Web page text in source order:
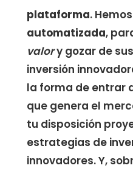
plataforma.
automatizada,
valory gozar de
inversión
la forma de entrar
que genera el
tu disposición
estrategias de
innovadores. Y,